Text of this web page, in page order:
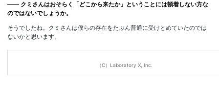
―― クミさんはおそらく「どこから来たか」ということには頓着しない方な
のではないでしょうか。
そうでしたね。クミさんは僕らの存在をたぶん普通に受けとめていたのでは
ないかと思います。
（C）Laboratory X, Inc.